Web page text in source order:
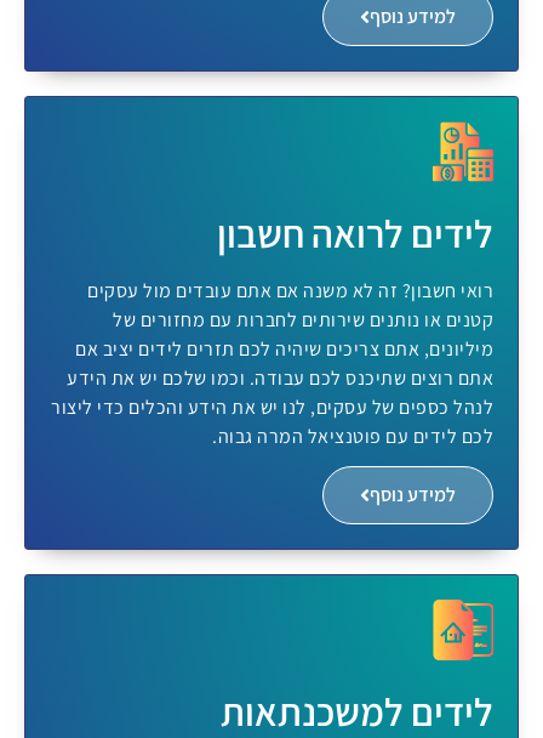
למידע נוסף
לידים לרואה חשבון
רואי חשבון? זה לא משנה אם אתם עובדים מול עסקים
קטנים או נותנים שירותים לחברות עם מחזורים של
מיליונים, אתם צריכים שיהיה לכם תזרים לידים יציב אם
אתם רוצים שתיכנס לכם עבודה. וכמו שלכם יש את הידע
לנהל כספים של עסקים, לנו יש את הידע והכלים כדי ליצור
לכם לידים עם פוטנציאל המרה גבוה.
למידע נוסף
לידים למשכנתאות